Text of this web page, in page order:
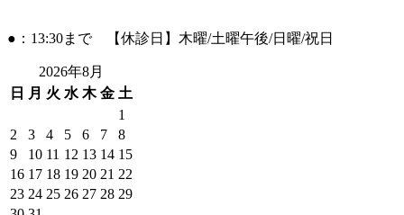
●：13:30まで 【休診日】木曜/土曜午後/日曜/祝日
2026年8月
日
月 火 水 木 金 土
1
2
3 4 5 6 7
8
9
10 11 12 13 14 15
16 17 18 19 20 21 22
23 24 25 26 27 28 29